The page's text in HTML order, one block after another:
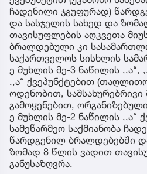
ჩადენილი ჯგუფურად)
და სასჯელის სახედ და
თავისუფლების აღკვეთა
ბრალდებული კი
საქართველოს სისხლის
ე მუხლის მე-3 ნაწილის ,,ა“,
,,ა“ ქვეპუნქტებით
ოდენობით,
გამოყენებით,
ე მუხლის მე-2 ნაწილის ,,ა“
სამეწარმეო საქმიანობა
წარდგენილ ბრალდებებში
ზომად 8 წლის ვადით
განუსაზღვრა.